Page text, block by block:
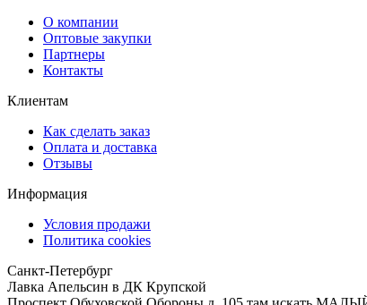
О компании
Оптовые закупки
Партнеры
Контакты
Клиентам
Как сделать заказ
Оплата и доставка
Отзывы
Информация
Условия продажи
Политика cookies
Санкт-Петербург
Лавка Апельсин в ДК Крупской